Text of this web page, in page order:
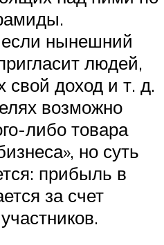
если нынешний
людей,
свой доход и т. д.
возможно
либо товара
но суть
прибыль в
за счет